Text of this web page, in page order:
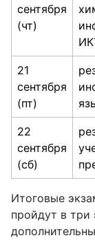
сентября
(чт)
21
сентября
(пт)
22
сентября
(сб)
Итоговые
пройдут в три